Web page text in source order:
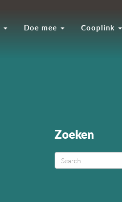
Doe mee Cooplink
Zoeken